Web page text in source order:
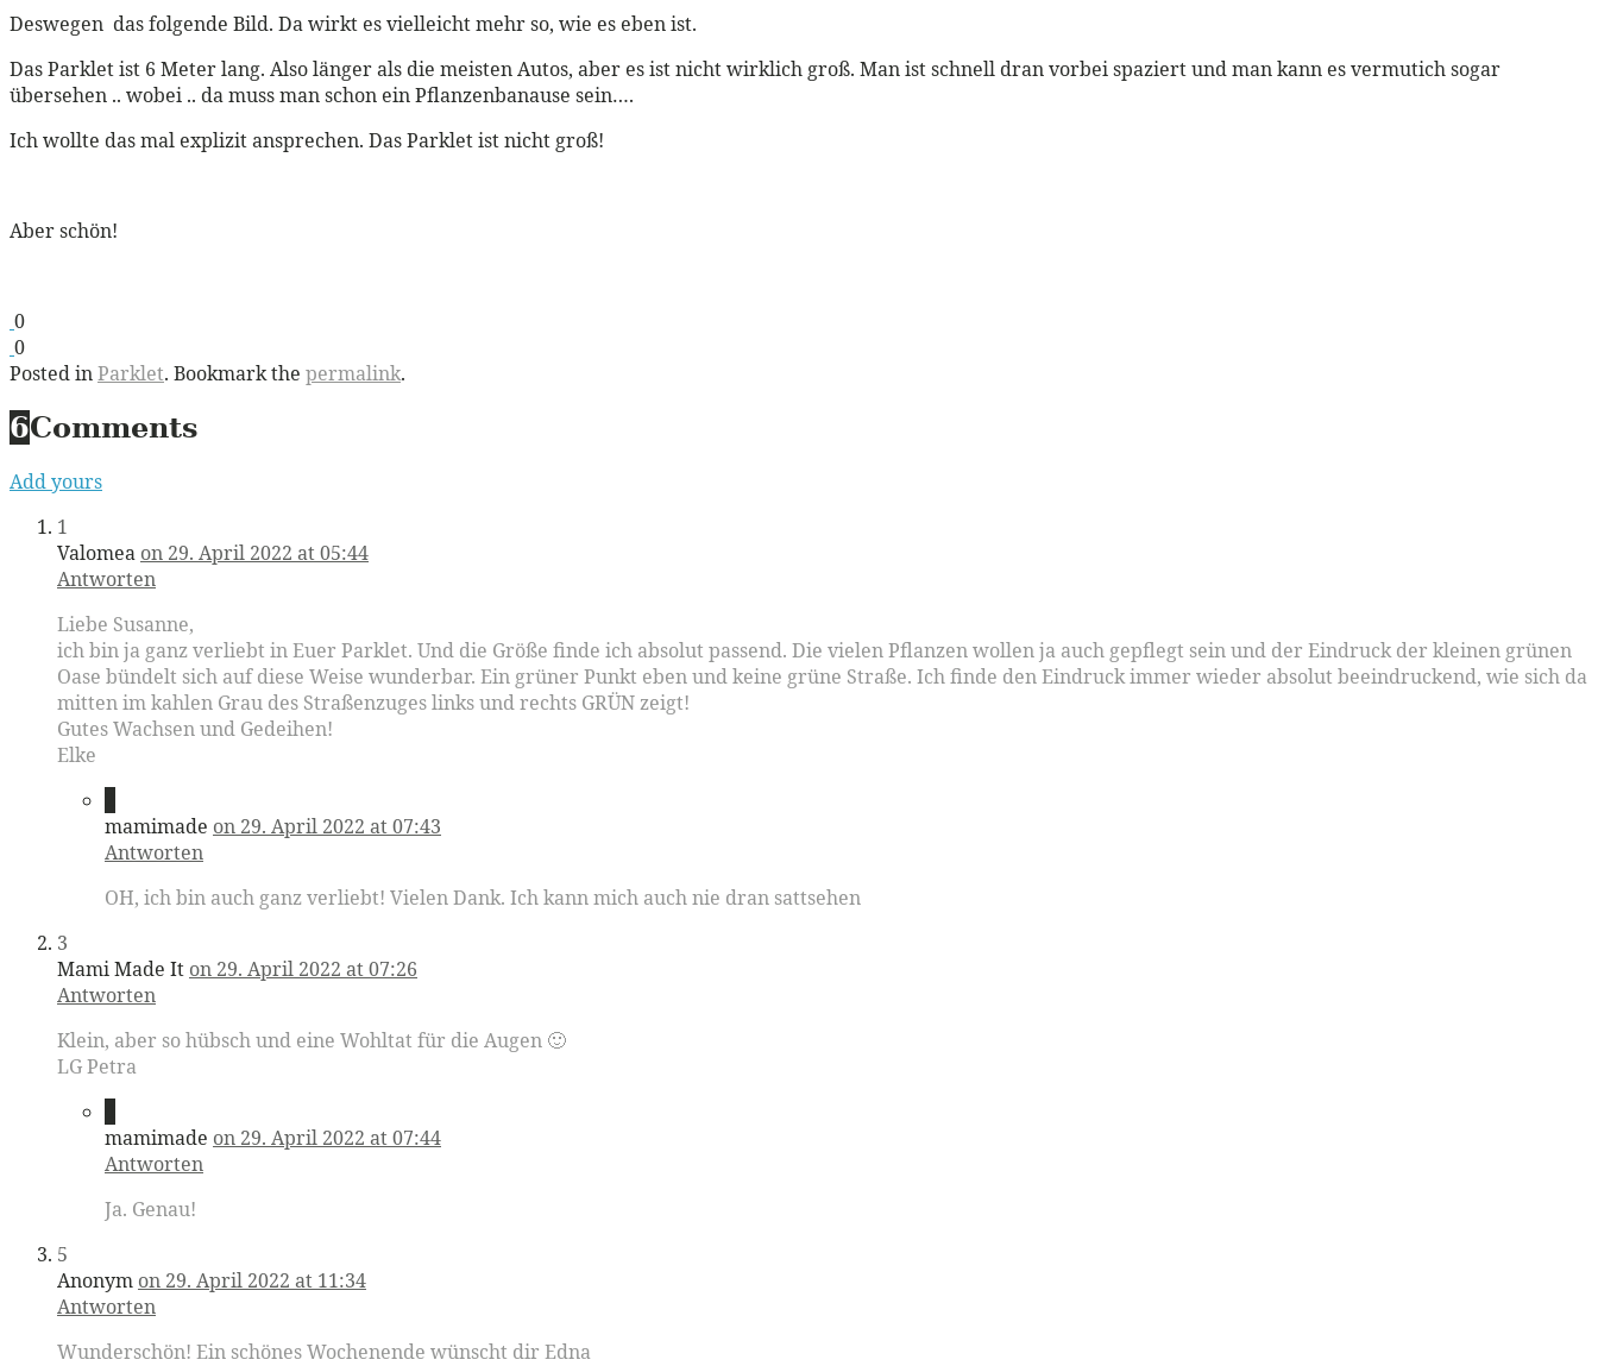
Deswegen das folgende Bild. Da wirkt es vielleicht mehr so, wie es eben ist.
Das Parklet ist 6 Meter lang. Also länger als die meisten Autos, aber es ist nicht wirklich groß. Man ist schnell dran vorbei spaziert und man kann es vermutich sogar
übersehen .. wobei .. da muss man schon ein Pflanzenbanause sein….
Ich wollte das mal explizit ansprechen. Das Parklet ist nicht groß!
Aber schön!
0
0
Posted inParklet. Bookmark the permalink.
6Comments
Add yours
1
Valomea on 29. April 2022 at 05:44
Antworten
Liebe Susanne,
ich bin ja ganz verliebt in Euer Parklet. Und die Größe finde ich absolut passend. Die vielen Pflanzen wollen ja auch gepflegt sein und der Eindruck der kleinen grünen
Oase bündelt sich auf diese Weise wunderbar. Ein grüner Punkt eben und keine grüne Straße. Ich finde den Eindruck immer wieder absolut beeindruckend, wie sich da
mitten im kahlen Grau des Straßenzuges links und rechts GRÜN zeigt!
Gutes Wachsen und Gedeihen!
Elke
mamimade on 29. April 2022 at 07:43
Antworten
OH, ich bin auch ganz verliebt! Vielen Dank. Ich kann mich auch nie dran sattsehen
3
Mami Made It on 29. April 2022 at 07:26
Antworten
Klein, aber so hübsch und eine Wohltat für die Augen 🙂
LG Petra
mamimade on 29. April 2022 at 07:44
Antworten
Ja. Genau!
5
Anonym on 29. April 2022 at 11:34
Antworten
Wunderschön! Ein schönes Wochenende wünscht dir Edna